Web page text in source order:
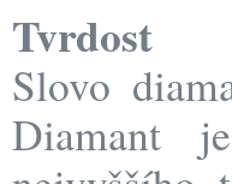
Tvrdost
Slovo
Diamant